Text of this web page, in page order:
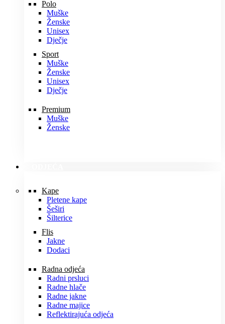
Polo
Muške
Ženske
Unisex
Dječje
Sport
Muške
Ženske
Unisex
Dječje
Premium
Muške
Ženske
Kape
Pletene kape
Šeširi
Šilterice
Flis
Jakne
Dodaci
Radna odjeća
Radni prsluci
Radne hlače
Radne jakne
Radne majice
Reflektirajuća odjeća